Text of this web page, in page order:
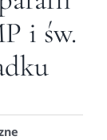
i św.